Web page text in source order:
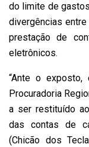
do limite de
divergências entre
prestação de
eletrônicos.
“Ante o exposto,
Procuradoria
a ser restituído ao
das contas de
(Chicão dos